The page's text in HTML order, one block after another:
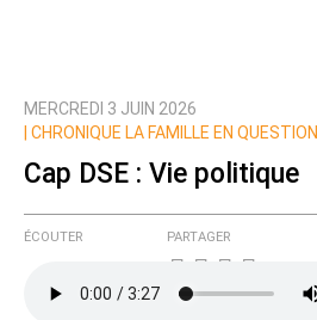
MERCREDI 3 JUIN 2026
CHRONIQUE LA FAMILLE EN QUESTION
Cap DSE : Vie politique
ÉCOUTER PARTAGER